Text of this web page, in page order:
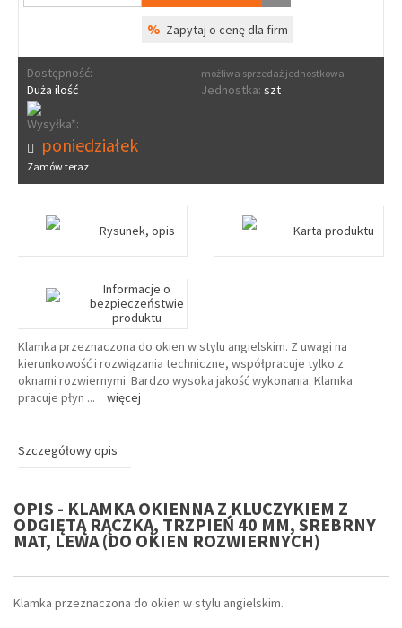
% Zapytaj o cenę dla firm
Dostępność:
Duża ilość
możliwa sprzedaż jednostkowa
Jednostka: szt
Wysyłka*:
poniedziałek
Zamów teraz
Rysunek, opis Karta produktu
Informacje o
bezpieczeństwie
produktu
Klamka przeznaczona do okien w stylu angielskim. Z uwagi na
kierunkowość i rozwiązania techniczne, współpracuje tylko z
oknami rozwiernymi. Bardzo wysoka jakość wykonania. Klamka
pracuje płyn ... więcej
Szczegółowy opis
OPIS - KLAMKA OKIENNA Z KLUCZYKIEM Z
ODGIĘTĄ RĄCZKĄ, TRZPIEŃ 40 MM, SREBRNY
MAT, LEWA (DO OKIEN ROZWIERNYCH)
Klamka przeznaczona do okien w stylu angielskim.